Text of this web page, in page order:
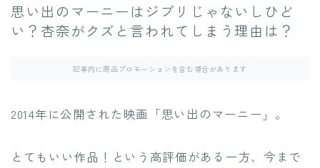
思い出のマーニーはジブリじゃないしひど
い？杏奈がクズと言われてしまう理由は？
記事内に商品プロモーションを含む場合があります
2014年に公開された映画「思い出のマーニー」。
とてもいい作品！という高評価がある一方、今まで